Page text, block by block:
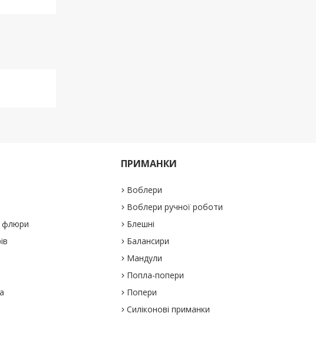
флюри
ПРИМАНКИ
Воблери
Воблери ручної роботи
Блешні
Балансири
Мандули
Попла-попери
Попери
Силіконові приманки